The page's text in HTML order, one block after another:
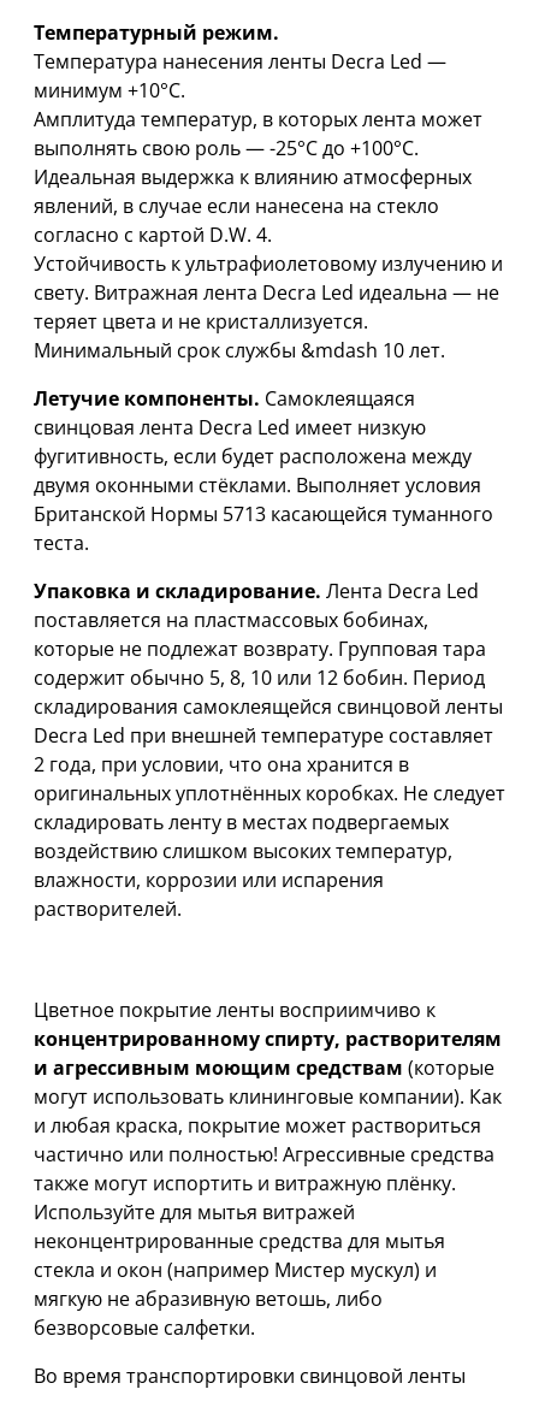
Температурный режим.
Температура нанесения ленты Decra Led —
минимум +10°C.
Амплитуда температур, в которых лента может
выполнять свою роль — -25°C дo +100°C.
Идеальная выдержка к влиянию атмосферных
явлений, в случае если нанесена на стекло
согласно с картой D.W. 4.
Устойчивость к ультрафиолетовому излучению и
свету. Витражная лента Decra Led идеальна — не
теряет цвета и не кристаллизуется.
Минимальный срок службы &mdash 10 лет.
Летучие компоненты. Самоклеящаяся
свинцовая лента Decra Led имеет низкую
фугитивность, если будет расположена между
двумя оконными стёклами. Выполняет условия
Британской Нормы 5713 касающейся туманного
теста.
Упаковка и складирование. Лента Decra Led
поставляется на пластмассовых бобинах,
которые не подлежат возврату. Групповая тара
содержит обычно 5, 8, 10 или 12 бобин. Период
складирования самоклеящейся свинцовой ленты
Decra Led при внешней температуре составляет
2 года, при условии, что она хранится в
оригинальных уплотнённых коробках. Не следует
складировать ленту в местах подвергаемых
воздействию слишком высоких температур,
влажности, коррозии или испарения
растворителей.
Цветное покрытие ленты восприимчиво к
концентрированному спирту, растворителям
и агрессивным моющим средствам (которые
могут использовать клининговые компании). Как
и любая краска, покрытие может раствориться
частично или полностью! Агрессивные средства
также могут испортить и витражную плёнку.
Используйте для мытья витражей
неконцентрированные средства для мытья
стекла и окон (например Мистер мускул) и
мягкую не абразивную ветошь, либо
безворсовые салфетки.
Во время транспортировки свинцовой ленты